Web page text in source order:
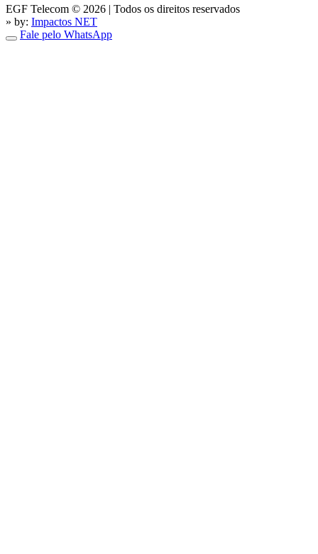
EGF Telecom © 2026 | Todos os direitos reservados
» by: Impactos NET
Fale pelo WhatsApp